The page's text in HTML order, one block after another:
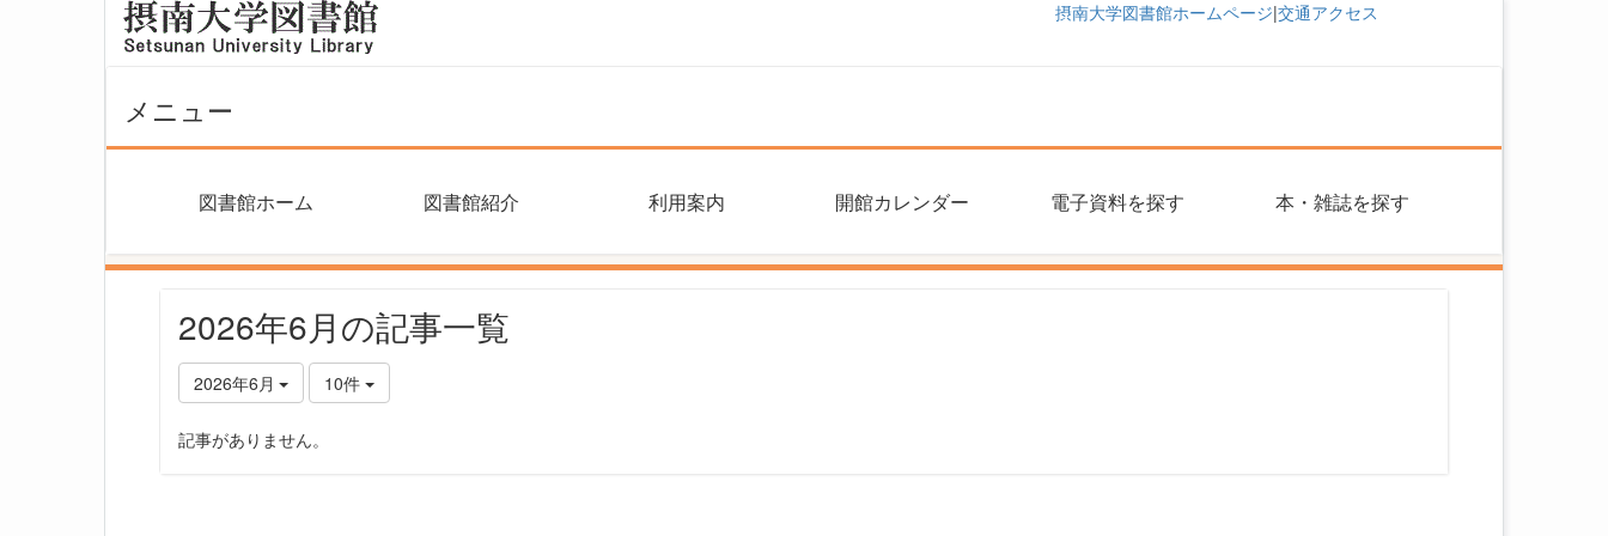
摂南大学図書館ホームページ|交通アクセス
メニュー
図書館ホーム 図書館紹介 利用案内 開館カレンダー 電子資料を探す 本・雑誌を探す
2026年6月の記事一覧
2026年6月 10件
記事がありません。